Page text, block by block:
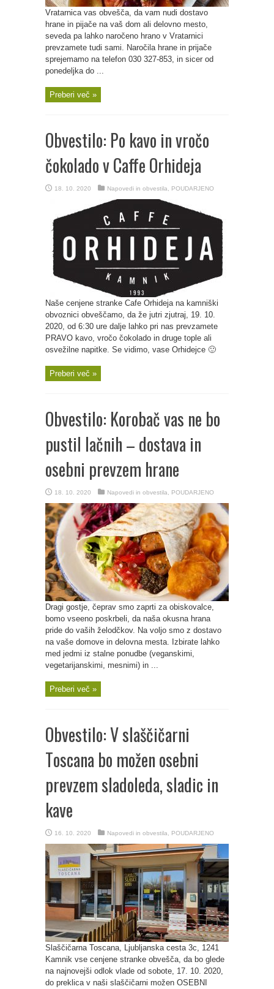
Vratarnica vas obvešča, da vam nudi dostavo
hrane in pijače na vaš dom ali delovno mesto,
seveda pa lahko naročeno hrano v Vratarnici
prevzamete tudi sami. Naročila hrane in prijače
sprejemamo na telefon 030 327-853, in sicer od
ponedeljka do ...
Preberi več »
Obvestilo: Po kavo in vročo
čokolado v Caffe Orhideja
18. 10. 2020 Napovedi in obvestila POUDARJENO
Naše cenjene stranke Cafe Orhideja na kamniški
obvoznici obveščamo, da že jutri zjutraj, 19. 10.
2020, od 6:30 ure dalje lahko pri nas prevzamete
PRAVO kavo, vročo čokolado in druge tople ali
osvežilne napitke. Se vidimo, vase Orhidejce 🙂
Preberi več »
Obvestilo: Korobač vas ne bo
pustil lačnih – dostava in
osebni prevzem hrane
18. 10. 2020 Napovedi in obvestila POUDARJENO
Dragi gostje, čeprav smo zaprti za obiskovalce,
bomo vseeno poskrbeli, da naša okusna hrana
pride do vaših želodčkov. Na voljo smo z dostavo
na vaše domove in delovna mesta. Izbirate lahko
med jedmi iz stalne ponudbe (veganskimi,
vegetarijanskimi, mesnimi) in ...
Preberi več »
Obvestilo: V slaščičarni
Toscana bo možen osebni
prevzem sladoleda, sladic in
kave
16. 10. 2020 Napovedi in obvestila POUDARJENO
Slaščičarna Toscana, Ljubljanska cesta 3c, 1241
Kamnik vse cenjene stranke obvešča, da bo glede
na najnovejši odlok vlade od sobote, 17. 10. 2020,
do preklica v naši slaščičarni možen OSEBNI